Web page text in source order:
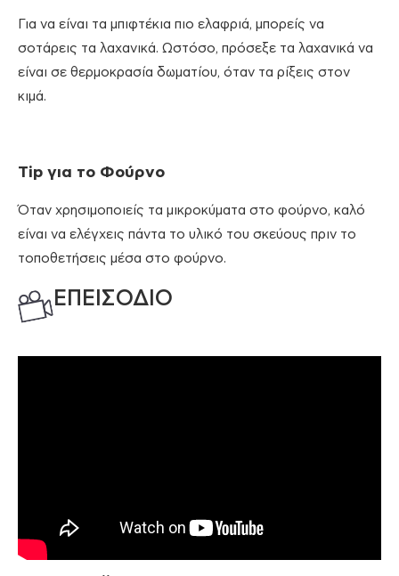
Για να είναι τα μπιφτέκια πιο ελαφριά, μπορείς να
σοτάρεις τα λαχανικά. Ωστόσο, πρόσεξε τα λαχανικά να
είναι σε θερμοκρασία δωματίου, όταν τα ρίξεις στον
κιμά.
Tip για το Φούρνο
Όταν χρησιμοποιείς τα μικροκύματα στο φούρνο, καλό
είναι να ελέγχεις πάντα το υλικό του σκεύους πριν το
τοποθετήσεις μέσα στο φούρνο.
ΕΠΕΙΣΟΔΙΟ